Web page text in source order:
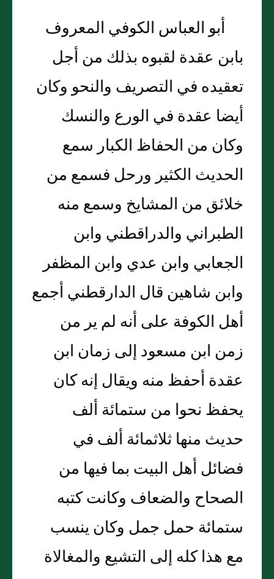
أبو العباس الكوفي المعروف
بابن عقدة لقبوه بذلك من أجل
تعقيده في التصريف والنحو وكان
أيضا عقدة في الورع والنسك
وكان من الحفاظ الكبار سمع
الحديث الكثير ورحل فسمع من
خلائق من المشايخ وسمع منه
الطبراني والدراقطني وابن
الجعابي وابن عدي وابن المظفر
وابن شاهين قال الدارقطني أجمع
أهل الكوفة على أنه لم ير من
زمن ابن مسعود إلى زمان ابن
عقدة أحفظ منه ويقال إنه كان
يحفظ نحوا من ستمائة ألف
حديث منها ثلاثمائة ألف في
فضائل أهل البيت بما فيها من
الصحاح والضعاف وكانت كتبه
ستمائة حمل جمل وكان ينسب
مع هذا كله إلى التشيع والمغالاة